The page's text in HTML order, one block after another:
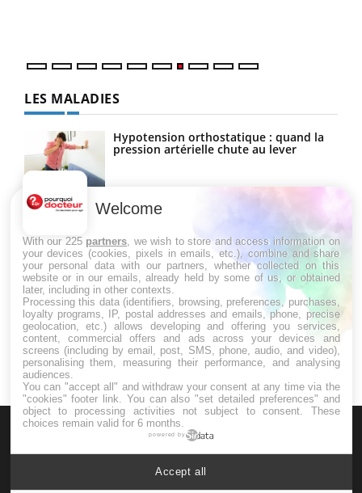
LES MALADIES
Hypotension orthostatique : quand la
pression artérielle chute au lever
Drépanocytose : une déformation des
globules rouges aux conséquences
Maladie de Charcot (Sclérose latérale
amyotrophique)
Welcome
With our 225 partners , we wish to store and access information on
your devices (cookies, pixels in emails, etc.), combine and share
your personal data with our partners, whether collected on this
website or in our emails, already held by some of us, or obtained
later, including in other contexts.
Processing this data (identifiers, browsing, preferences, purchases,
loyalty programs, IP, postal addresses and emails, phone, precise
geolocation, etc.) allows developing and offering you services,
content, commercial offers and ads across your devices and
screens (including by email, post, SMS, phone, audio, and video),
personalising them, measuring their performance, and analysing
audiences.
You can "accept all" and withdraw your consent at any time via the
"cookies" footer link . You can also "set detailed preferences" and
object to processing activities not subject to consent. These
choices remain valid for 6 months.
powered by
Accept all